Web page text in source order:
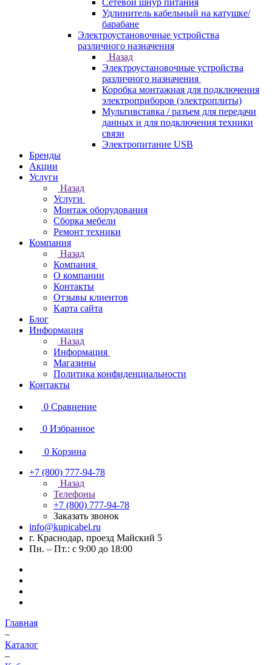
Сетевой шнур питания
Удлинитель кабельный на катушке/
барабане
Электроустановочные устройства
различного назначения
Назад
Электроустановочные устройства
различного назначения
Коробка монтажная для подключения
электроприборов (электроплиты)
Мультивставка / разъем для передачи
данных и для подключения техники
связи
Электропитание USB
Бренды
Акции
Услуги
Назад
Услуги
Монтаж оборудования
Сборка мебели
Ремонт техники
Компания
Назад
Компания
О компании
Контакты
Отзывы клиентов
Карта сайта
Блог
Информация
Назад
Информация
Магазины
Политика конфиденциальности
Контакты
0 Сравнение
0 Избранное
0 Корзина
+7 (800) 777-94-78
Назад
Телефоны
+7 (800) 777-94-78
Заказать звонок
info@kupicabel.ru
г. Краснодар, проезд Майский 5
Пн. – Пт.: с 9:00 до 18:00
Главная
–
Каталог
–